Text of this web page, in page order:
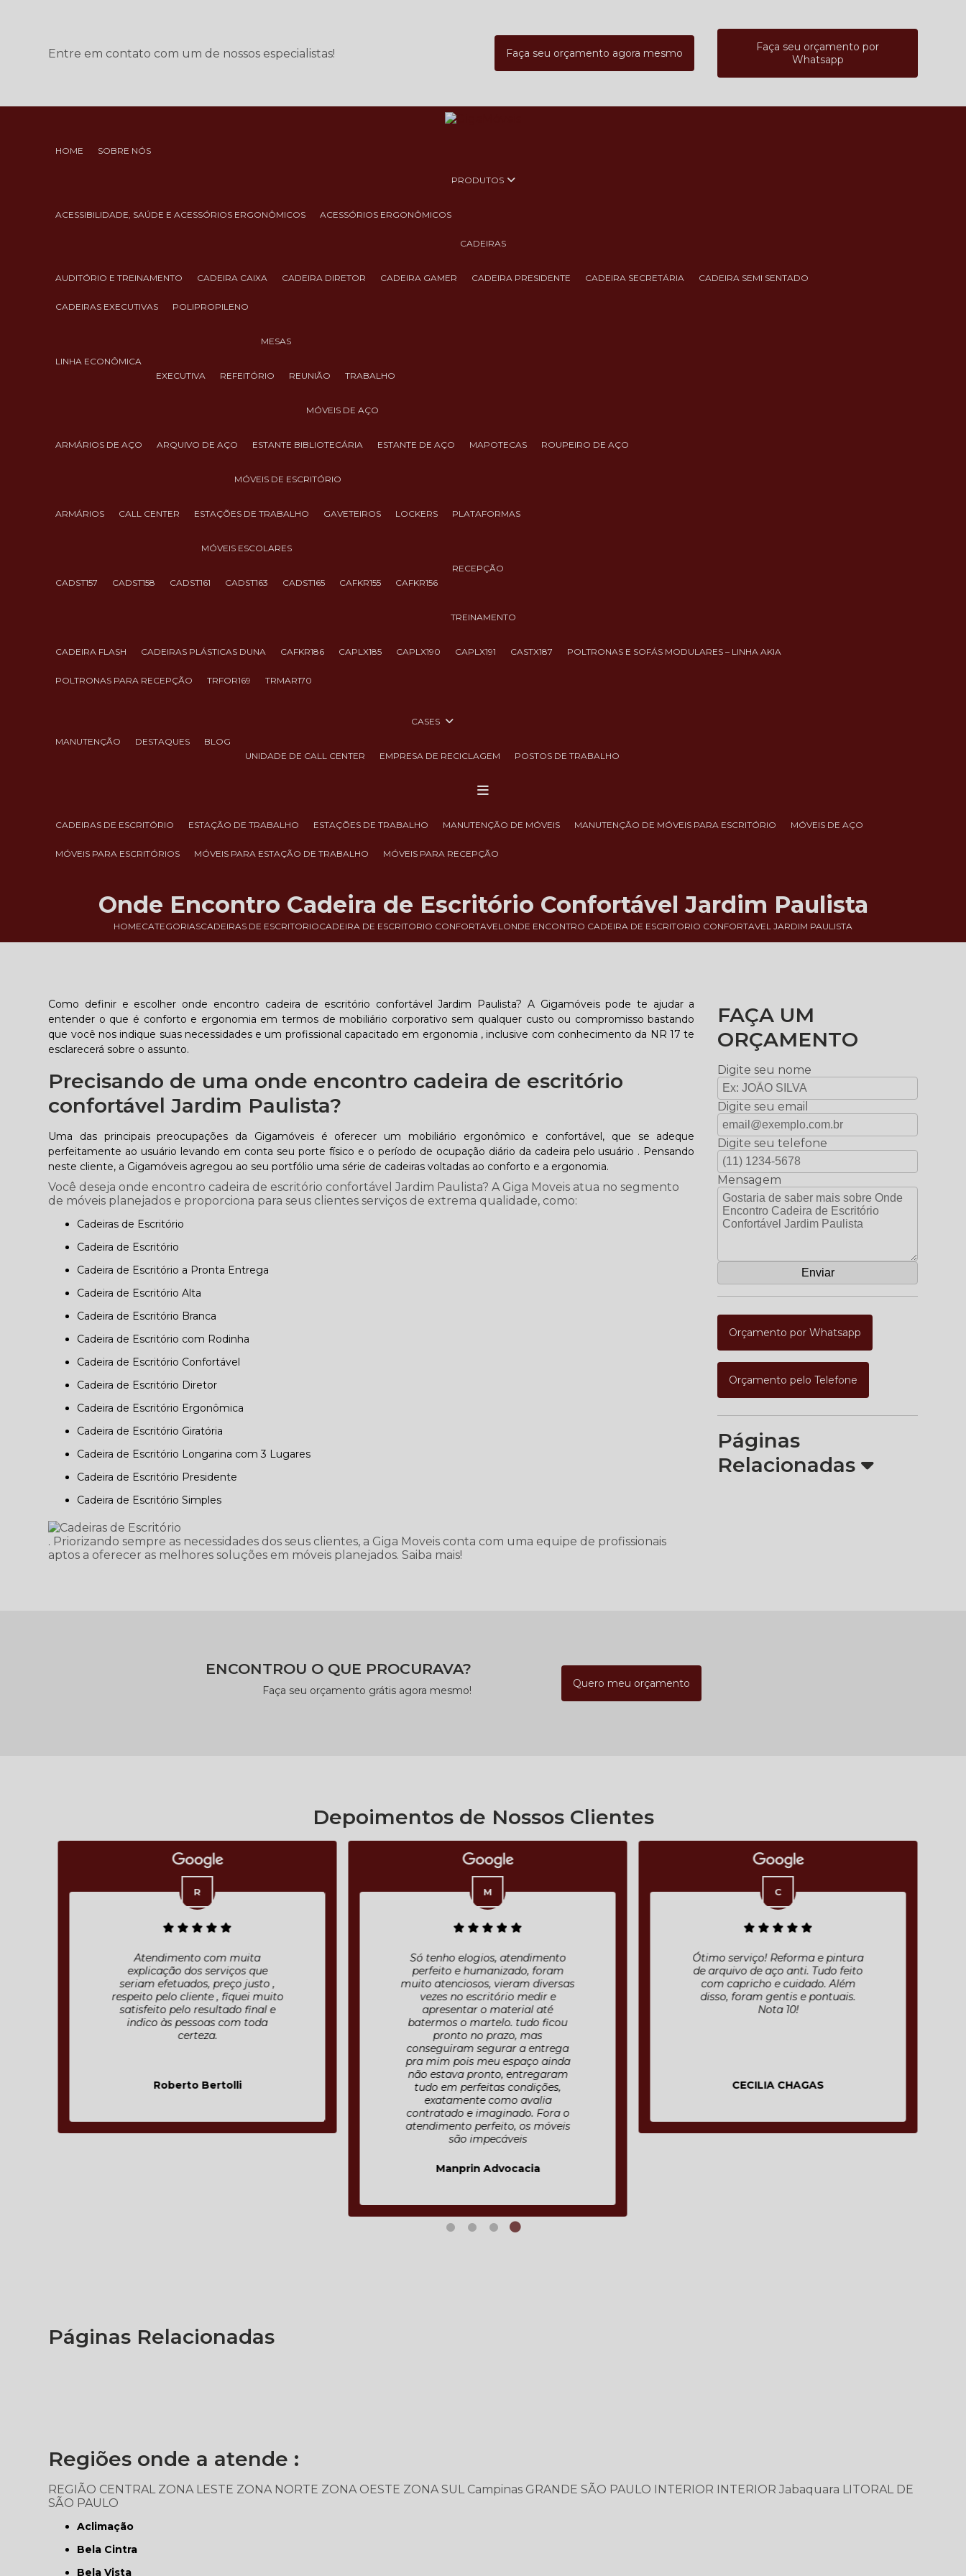
Entre em contato com um de nossos especialistas! Faça seu orçamento agora mesmo
Faça seu orçamento por
Whatsapp
HOME SOBRE NÓS
PRODUTOS
ACESSIBILIDADE, SAÚDE E ACESSÓRIOS ERGONÔMICOS ACESSÓRIOS ERGONÔMICOS
CADEIRAS
AUDITÓRIO E TREINAMENTO CADEIRA CAIXA CADEIRA DIRETOR CADEIRA GAMER CADEIRA PRESIDENTE CADEIRA SECRETÁRIA CADEIRA SEMI SENTADO
CADEIRAS EXECUTIVAS POLIPROPILENO
LINHA ECONÔMICA
MESAS
EXECUTIVA REFEITÓRIO REUNIÃO TRABALHO
MÓVEIS DE AÇO
ARMÁRIOS DE AÇO ARQUIVO DE AÇO ESTANTE BIBLIOTECÁRIA ESTANTE DE AÇO MAPOTECAS ROUPEIRO DE AÇO
MÓVEIS DE ESCRITÓRIO
ARMÁRIOS CALL CENTER ESTAÇÕES DE TRABALHO GAVETEIROS LOCKERS PLATAFORMAS
MÓVEIS ESCOLARES
CADST157 CADST158 CADST161 CADST163 CADST165 CAFKR155 CAFKR156
RECEPÇÃO
TREINAMENTO
CADEIRA FLASH CADEIRAS PLÁSTICAS DUNA CAFKR186 CAPLX185 CAPLX190 CAPLX191 CASTX187 POLTRONAS E SOFÁS MODULARES – LINHA AKIA
POLTRONAS PARA RECEPÇÃO TRFOR169 TRMAR170
MANUTENÇÃO DESTAQUES BLOG
CASES
UNIDADE DE CALL CENTER EMPRESA DE RECICLAGEM POSTOS DE TRABALHO
CADEIRAS DE ESCRITÓRIO ESTAÇÃO DE TRABALHO ESTAÇÕES DE TRABALHO MANUTENÇÃO DE MÓVEIS MANUTENÇÃO DE MÓVEIS PARA ESCRITÓRIO MÓVEIS DE AÇO
MÓVEIS PARA ESCRITÓRIOS MÓVEIS PARA ESTAÇÃO DE TRABALHO MÓVEIS PARA RECEPÇÃO
HOMECATEGORIASCADEIRAS DE ESCRITORIOCADEIRA DE ESCRITORIO CONFORTAVELONDE ENCONTRO CADEIRA DE ESCRITORIO CONFORTAVEL JARDIM PAULISTA
Onde Encontro Cadeira de Escritório Confortável Jardim Paulista
Como definir e escolher onde encontro cadeira de escritório confortável Jardim Paulista? A Gigamóveis pode te ajudar a
entender o que é conforto e ergonomia em termos de mobiliário corporativo sem qualquer custo ou compromisso bastando
que você nos indique suas necessidades e um profissional capacitado em ergonomia , inclusive com conhecimento da NR 17 te
esclarecerá sobre o assunto.
Precisando de uma onde encontro cadeira de escritório
confortável Jardim Paulista?
Uma das principais preocupações da Gigamóveis é oferecer um mobiliário ergonômico e confortável, que se adeque
perfeitamente ao usuário levando em conta seu porte físico e o período de ocupação diário da cadeira pelo usuário . Pensando
neste cliente, a Gigamóveis agregou ao seu portfólio uma série de cadeiras voltadas ao conforto e a ergonomia.
Você deseja onde encontro cadeira de escritório confortável Jardim Paulista? A Giga Moveis atua no segmento
de móveis planejados e proporciona para seus clientes serviços de extrema qualidade, como:
Cadeiras de Escritório
Cadeira de Escritório
Cadeira de Escritório a Pronta Entrega
Cadeira de Escritório Alta
Cadeira de Escritório Branca
Cadeira de Escritório com Rodinha
Cadeira de Escritório Confortável
Cadeira de Escritório Diretor
Cadeira de Escritório Ergonômica
Cadeira de Escritório Giratória
Cadeira de Escritório Longarina com 3 Lugares
Cadeira de Escritório Presidente
Cadeira de Escritório Simples
. Priorizando sempre as necessidades dos seus clientes, a Giga Moveis conta com uma equipe de profissionais
aptos a oferecer as melhores soluções em móveis planejados. Saiba mais!
FAÇA UM
ORÇAMENTO
Digite seu nome
Digite seu email
Digite seu telefone
Mensagem
Orçamento por Whatsapp
Orçamento pelo Telefone
Páginas
Relacionadas
ENCONTROU O QUE PROCURAVA?
Faça seu orçamento grátis agora mesmo!
Quero meu orçamento
Depoimentos de Nossos Clientes
Atendimento com muita
explicação dos serviços que
seriam efetuados, preço justo ,
respeito pelo cliente , fiquei muito
satisfeito pelo resultado final e
indico às pessoas com toda
certeza.
Roberto Bertolli
Só tenho elogios, atendimento
perfeito e humanizado, foram
muito atenciosos, vieram diversas
vezes no escritório medir e
apresentar o material até
batermos o martelo. tudo ficou
pronto no prazo, mas
conseguiram segurar a entrega
pra mim pois meu espaço ainda
não estava pronto, entregaram
tudo em perfeitas condições,
exatamente como avalia
contratado e imaginado. Fora o
atendimento perfeito, os móveis
são impecáveis
Manprin Advocacia
Ótimo serviço! Reforma e pintura
de arquivo de aço anti. Tudo feito
com capricho e cuidado. Além
disso, foram gentis e pontuais.
Nota 10!
CECILIA CHAGAS
Páginas Relacionadas
Regiões onde a atende :
REGIÃO CENTRAL ZONA LESTE ZONA NORTE ZONA OESTE ZONA SUL Campinas GRANDE SÃO PAULO INTERIOR INTERIOR Jabaquara LITORAL DE
SÃO PAULO
Aclimação
Bela Cintra
Bela Vista